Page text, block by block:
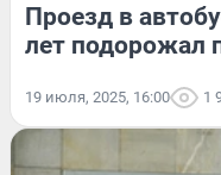
Проезд в
лет подорожал
19 июля, 2025, 16:00 1